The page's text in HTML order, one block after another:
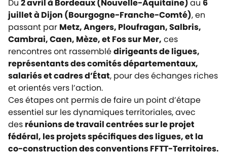
Du 2 avril à Bordeaux (Nouvelle-Aquitaine)au 6
juillet à Dijon (Bourgogne-Franche-Comté), en
passant par Metz, Angers, Ploufragan, Salbris,
Cambrai, Caen, Mèze, et Fos sur Mer, ces
rencontres ont rassemblédirigeants de ligues,
représentants des comités départementaux,
salariés et cadres d’État, pour des échanges riches
et orientés vers l’action.
Ces étapes ont permis de faire un point d’étape
essentiel sur les dynamiques territoriales, avec
des réunions de travail centrées sur le projet
fédéral, les projets spécifiques des ligues, et la
co-construction des conventions FFTT-Territoires.